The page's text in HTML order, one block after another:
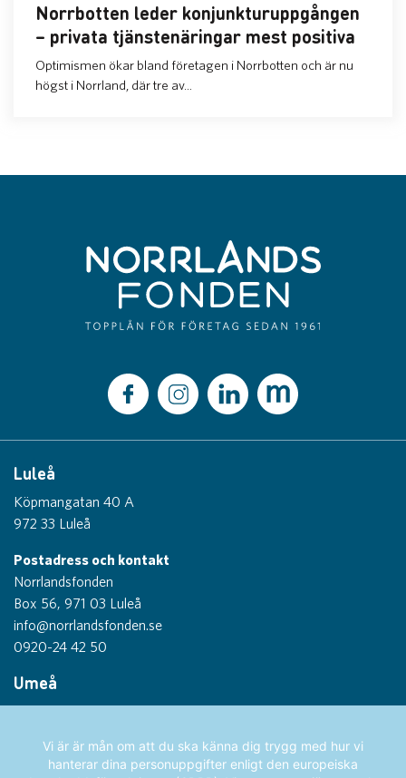
Norrbotten leder konjunkturuppgången
– privata tjänstenäringar mest positiva
Optimismen ökar bland företagen i Norrbotten och är nu
högst i Norrland, där tre av...
Luleå
Köpmangatan 40 A
972 33 Luleå
Postadress och kontakt
Norrlandsfonden
Box 56, 971 03 Luleå
info@norrlandsfonden.se
0920-24 42 50
Umeå
Thulegatan 1
Sundsvall
Vi är är mån om att du ska känna dig trygg med hur vi
hanterar dina personuppgifter enligt den europeiska